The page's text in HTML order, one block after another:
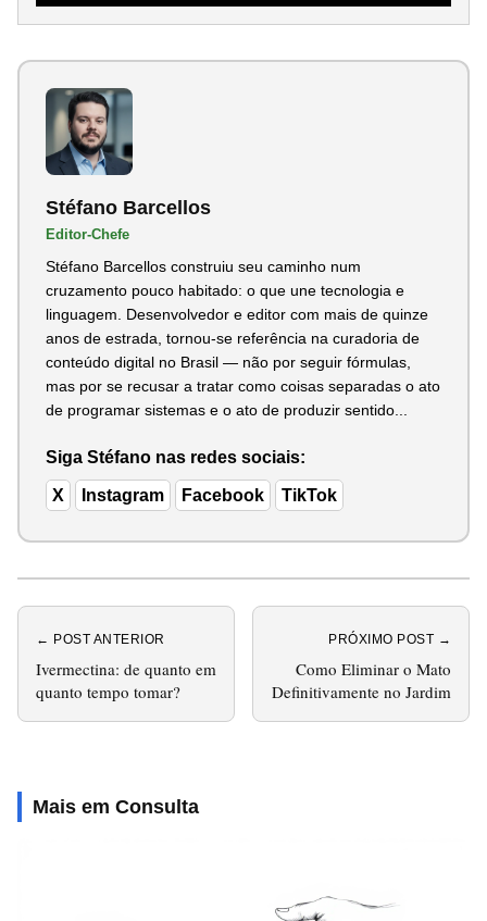
Stéfano Barcellos
Editor-Chefe
Stéfano Barcellos construiu seu caminho num
cruzamento pouco habitado: o que une tecnologia e
linguagem. Desenvolvedor e editor com mais de quinze
anos de estrada, tornou-se referência na curadoria de
conteúdo digital no Brasil — não por seguir fórmulas,
mas por se recusar a tratar como coisas separadas o ato
de programar sistemas e o ato de produzir sentido...
Siga Stéfano nas redes sociais:
X Instagram Facebook TikTok
← POST ANTERIOR
Ivermectina: de quanto em
quanto tempo tomar?
PRÓXIMO POST →
Como Eliminar o Mato
Definitivamente no Jardim
Mais em Consulta